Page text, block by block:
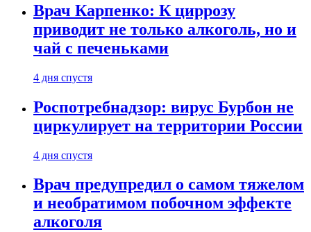
Врач Карпенко: К циррозу
приводит не только алкоголь, но и
чай с печеньками
4 дня спустя
Роспотребнадзор: вирус Бурбон не
циркулирует на территории России
4 дня спустя
Врач предупредил о самом тяжелом
и необратимом побочном эффекте
алкоголя